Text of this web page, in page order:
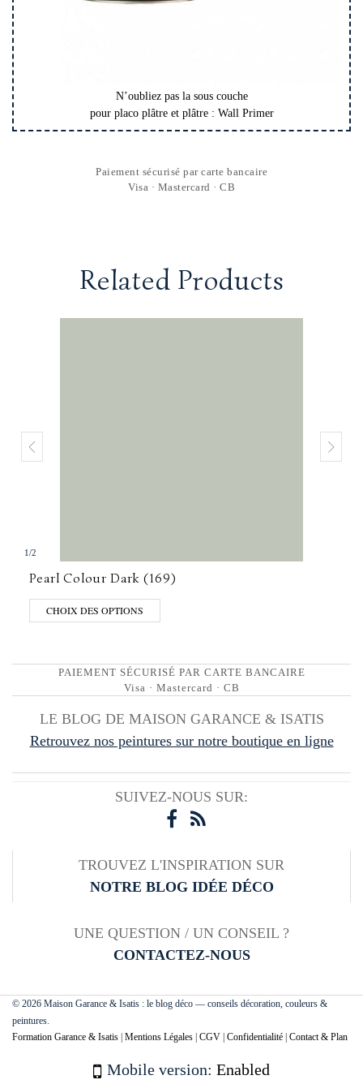
N’oubliez pas la sous couche
pour placo plâtre et plâtre : Wall Primer
Paiement sécurisé par carte bancaire
Visa · Mastercard · CB
Related Products
1/2
Pearl Colour Dark (169)
CHOIX DES OPTIONS
PAIEMENT SÉCURISÉ PAR CARTE BANCAIRE
Visa · Mastercard · CB
LE BLOG DE MAISON GARANCE & ISATIS
Retrouvez nos peintures sur notre boutique en ligne
SUIVEZ-NOUS SUR:
TROUVEZ L'INSPIRATION SUR
NOTRE BLOG IDÉE DÉCO
UNE QUESTION / UN CONSEIL ?
CONTACTEZ-NOUS
© 2026 Maison Garance & Isatis : le blog déco — conseils décoration, couleurs &
peintures.
Formation Garance & Isatis | Mentions Légales | CGV | Confidentialité | Contact & Plan
Mobile version: Enabled